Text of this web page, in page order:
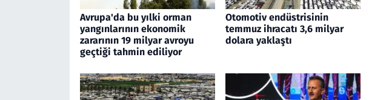
Avrupa'da bu yılki orman
yangınlarının ekonomik
zararının 19 milyar avroyu
geçtiği tahmin ediliyor
Otomotiv endüstrisinin
temmuz ihracatı 3,6 milyar
dolara yaklaştı